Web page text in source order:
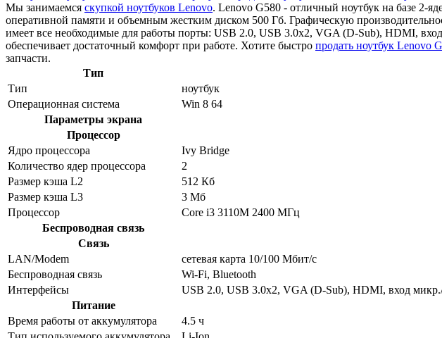
Мы занимаемся скупкой ноутбуков Lenovo. Lenovo G580 - отличный ноутбук на базе 2-
оперативной памяти и объемным жестким диском 500 Гб. Графическую
имеет все необходимые для работы порты: USB 2.0, USB 3.0x2, VGA (D-Sub), HDMI,
обеспечивает достаточный комфорт при работе. Хотите быстро продать ноутбук Lenovo
запчасти.
Тип
Тип
ноутбук
Операционная система
Win 8 64
Параметры экрана
Процессор
Ядро процессора
Ivy Bridge
Количество ядер процессора
2
Размер кэша L2
512 Кб
Размер кэша L3
3 Мб
Процессор
Core i3 3110M 2400 МГц
Беспроводная связь
Связь
LAN/Modem
сетевая карта 10/100 Мбит/c
Беспроводная связь
Wi-Fi, Bluetooth
Интерфейсы
USB 2.0, USB 3.0x2, VGA (D-Sub), HDMI, вход
Питание
Время работы от аккумулятора
4.5 ч